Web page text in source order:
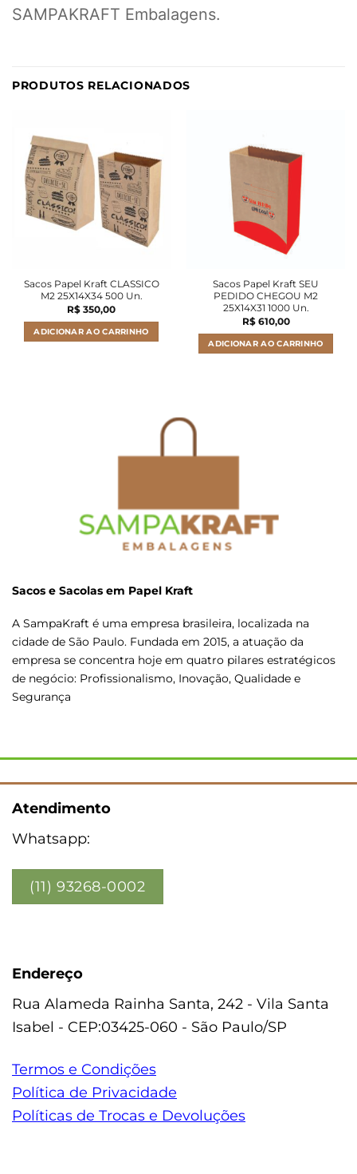
SAMPAKRAFT Embalagens.
PRODUTOS RELACIONADOS
Sacos Papel Kraft CLASSICO
M2 25X14X34 500 Un.
R$ 350,00
ADICIONAR AO CARRINHO
Sacos Papel Kraft SEU
PEDIDO CHEGOU M2
25X14X31 1000 Un.
R$610,00
ADICIONAR AO CARRINHO
Sacos e Sacolas em Papel Kraft
A SampaKraft é uma empresa brasileira, localizada na
cidade de São Paulo. Fundada em 2015, a atuação da
empresa se concentra hoje em quatro pilares estratégicos
de negócio: Profissionalismo, Inovação, Qualidade e
Segurança
Atendimento
Whatsapp:
(11) 93268-0002
Endereço
Rua Alameda Rainha Santa, 242 - Vila Santa
Isabel - CEP:03425-060 - São Paulo/SP
Termos e Condições
Política de Privacidade
Políticas de Trocas e Devoluções